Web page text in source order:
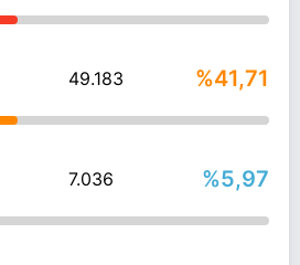
49.183 %41,71
7.036 %5,97